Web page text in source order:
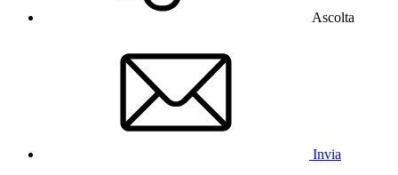
Ascolta
Invia